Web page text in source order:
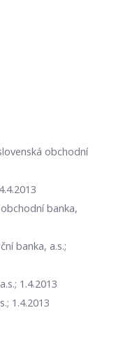
obchodní
banka,
banka, a.s.;
1.4.2013
1.4.2013